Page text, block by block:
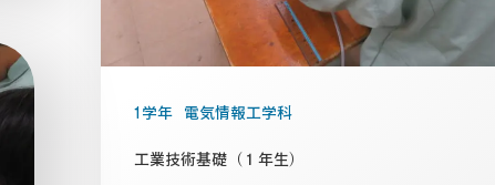
1学年 電気情報工学科
工業技術基礎（１年生）